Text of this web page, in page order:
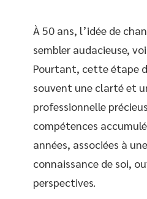
À 50 ans, l’idée de
sembler audacieuse,
Pourtant, cette étape
souvent une clarté et
professionnelle
compétences
années, associées à
connaissance de soi,
perspectives.